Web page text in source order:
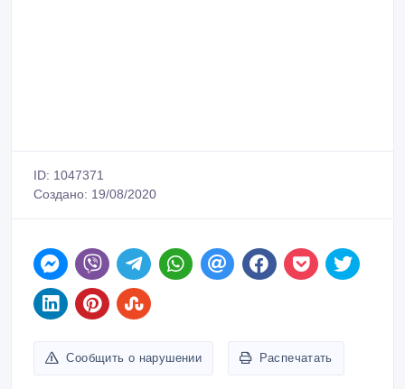
ID: 1047371
Создано: 19/08/2020
Сообщить о нарушении Распечатать